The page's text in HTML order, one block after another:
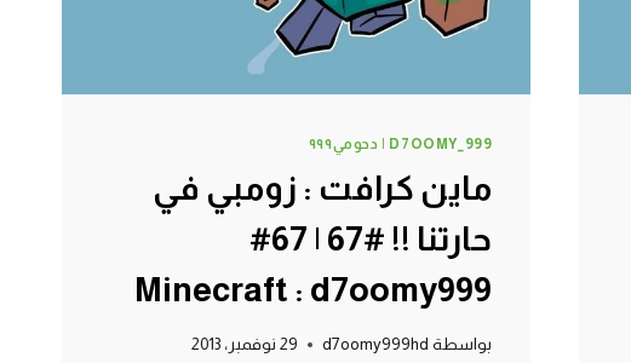
D7OOMY_999 | دحومي٩٩٩
ماين كرافت : زومبي في
حارتنا !! #67 | 67#
Minecraft : d7oomy999
بواسطة d7oomy999hd 29 نوفمبر، 2013